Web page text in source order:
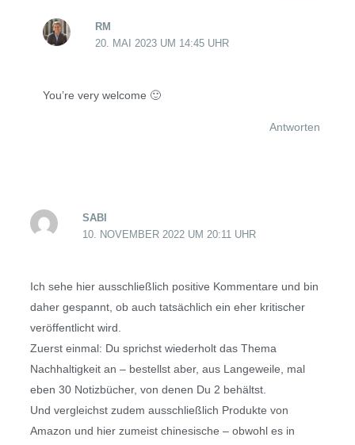
RM
20. MAI 2023 UM 14:45 UHR
You’re very welcome 🙂
Antworten
SABI
10. NOVEMBER 2022 UM 20:11 UHR
Ich sehe hier ausschließlich positive Kommentare und bin
daher gespannt, ob auch tatsächlich ein eher kritischer
veröffentlicht wird.
Zuerst einmal: Du sprichst wiederholt das Thema
Nachhaltigkeit an – bestellst aber, aus Langeweile, mal
eben 30 Notizbücher, von denen Du 2 behältst.
Und vergleichst zudem ausschließlich Produkte von
Amazon und hier zumeist chinesische – obwohl es in